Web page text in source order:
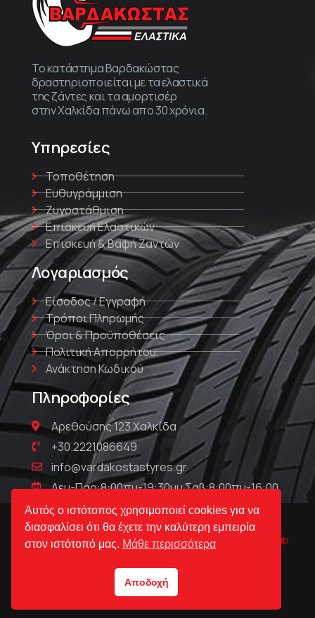
Το κατάστημα Βαρδακώστας
δραστηριοποιείται με τα ελαστικά
της ζάντες και τα αμορτισέρ
στην Χαλκίδα πάνω απο 30 χρόνια.
Υπηρεσίες
Τοποθέτηση
Ευθυγράμμιση
Ζυγοστάθμιση
Επισκευή Ελαστικών
Επισκευή & Βαφή Ζαντών
Λογαριασμός
Είσοδος / Εγγραφή
Τρόποι Πληρωμής
Όροι & Προϋποθέσεις
Πολιτική Απορρήτου
Ανάκτηση Κωδικού
Πληροφορίες
Αρεθούσης 123 Χαλκίδα
+30.2221086649
info@vardakostastyres.gr
Δευ-Παρ:8:00πμ-19:30μμ Σαβ:8:00πμ-16:00
© Βαρδακώστας | Ελαστικά & Ζάντες 2023 Powered by
Web
Αυτός ο ιστότοπος χρησιμοποιεί cookies για να
διασφαλίσει ότι θα έχετε την καλύτερη εμπειρία
στον ιστότοπό μας. Μάθε περισσότερα
Αποδοχή